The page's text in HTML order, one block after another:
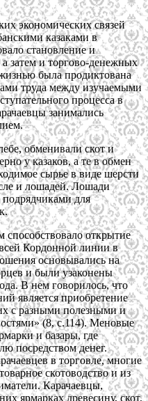
экономических связей
казаками в
становление и
затем и торгово-денежных
была продиктована
труда между изучаемыми
процесса в
занимались
обменивали скот и
у казаков, а те в обмен
сырье в виде шерсти
и лошадей. Лошади
подрядчиками для
открытие
Кордонной линии в
основывались на
и были узаконены
В нем говорилось, что
является приобретение
с разными полезными и
(8, с.114). Меновые
и базары, где
посредством денег.
в торговле, многие
скотоводство и из
Карачаевцы,
ярмарках древесину, скот,